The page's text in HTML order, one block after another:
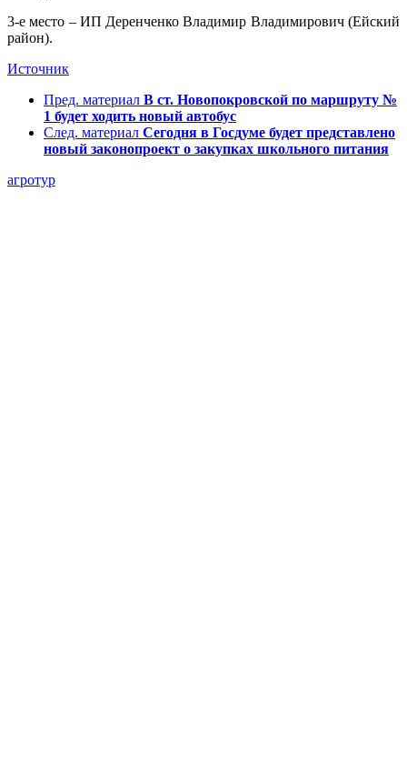
3-е место – ИП Деренченко Владимир Владимирович (Ейский
район).
Источник
Пред. материал В ст. Новопокровской по маршруту №
1 будет ходить новый автобус
След. материал Сегодня в Госдуме будет представлено
новый законопроект о закупках школьного питания
агротур